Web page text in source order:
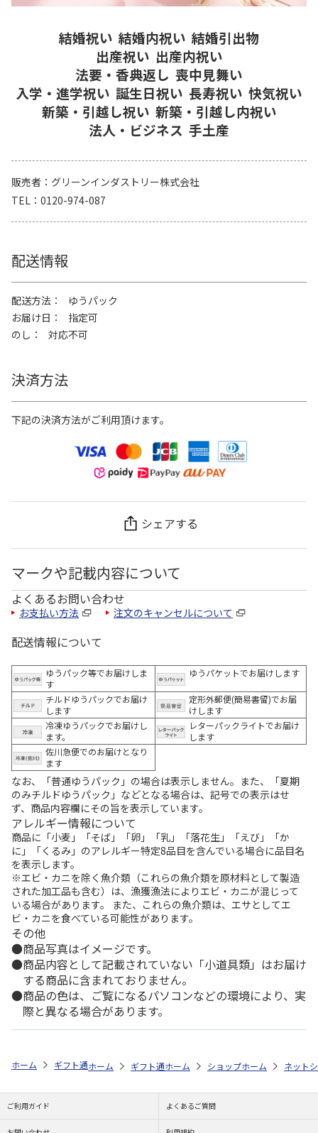
結婚祝い 結婚内祝い 結婚引出物
出産祝い 出産内祝い
法要・香典返し 喪中見舞い
入学・進学祝い 誕生日祝い 長寿祝い 快気祝い
新築・引越し祝い 新築・引越し内祝い
法人・ビジネス 手土産
販売者
グリーンインダストリー株式会社
TEL
0120-974-087
配送情報
配送方法
ゆうパック
お届け日
指定可
のし
対応不可
決済方法
下記の決済方法がご利用頂けます。
シェアする
マークや記載内容について
よくあるお問い合わせ
お支払い方法 注文のキャンセルについて
配送情報について
ゆうパック等でお届けしま
す
ゆうパケットでお届けします
チルドゆうパックでお届け
します
定形外郵便(簡易書留)でお届
けします
冷凍ゆうパックでお届けし
ます。
レターパックライトでお届け
します
佐川急便でのお届けとなり
ます
なお、「普通ゆうパック」の場合は表示しません。また、「夏期
のみチルドゆうパック」などとなる場合は、記号での表示はせ
ず、商品内容欄にその旨を表示しています。
アレルギー情報について
商品に「小麦」「そば」「卵」「乳」「落花生」「えび」「か
に」「くるみ」のアレルギー特定8品目を含んでいる場合に品目名
を表示します。
※エビ・カニを除く魚介類（これらの魚介類を原材料として製造
された加工品も含む）は、漁獲漁法によりエビ・カニが混じって
いる場合があります。 また、これらの魚介類は、エサとしてエ
ビ・カニを食べている可能性があります。
その他
商品写真はイメージです。
商品内容として記載されていない「小道具類」はお届け
する商品に含まれておりません。
商品の色は、ご覧になるパソコンなどの環境により、実
際と異なる場合があります。
ホーム ギフト通販 フラワーギフト 「スタイル」で選ぶ 花とス
ホーム ギフト通販 フラワーギフト ストア一覧
ホーム ショップ一覧 flower
ホーム ネット
ご利用ガイド よくあるご質問